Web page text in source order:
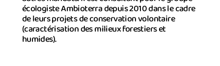
écologiste Ambioterra depuis 2010 dans le cadre
de leurs projets de conservation volontaire
(caractérisation des milieux forestiers et
humides).